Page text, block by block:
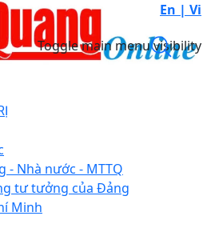
En | Vi
Toggle main menu visibility
- Nhà nước - MTTQ
tư tưởng của Đảng
Minh